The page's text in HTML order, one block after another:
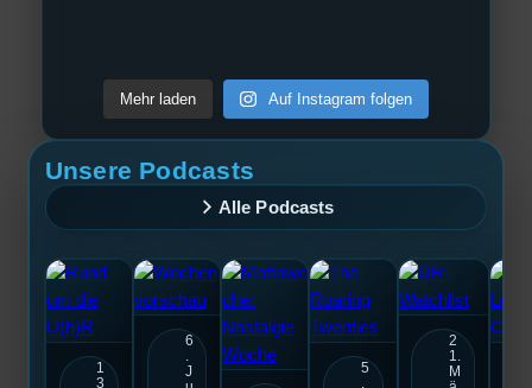
Mehr laden Auf Instagram folgen
Unsere Podcasts
Alle Podcasts
1
3
6
J
5
2
1.
M